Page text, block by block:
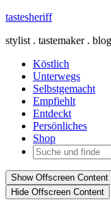
tastesheriff
stylist . tastemaker .
Köstlich
Unterwegs
Selbstgemacht
Empfiehlt
Entdeckt
Persönliches
Shop
Show Offscreen Content
Hide Offscreen Content